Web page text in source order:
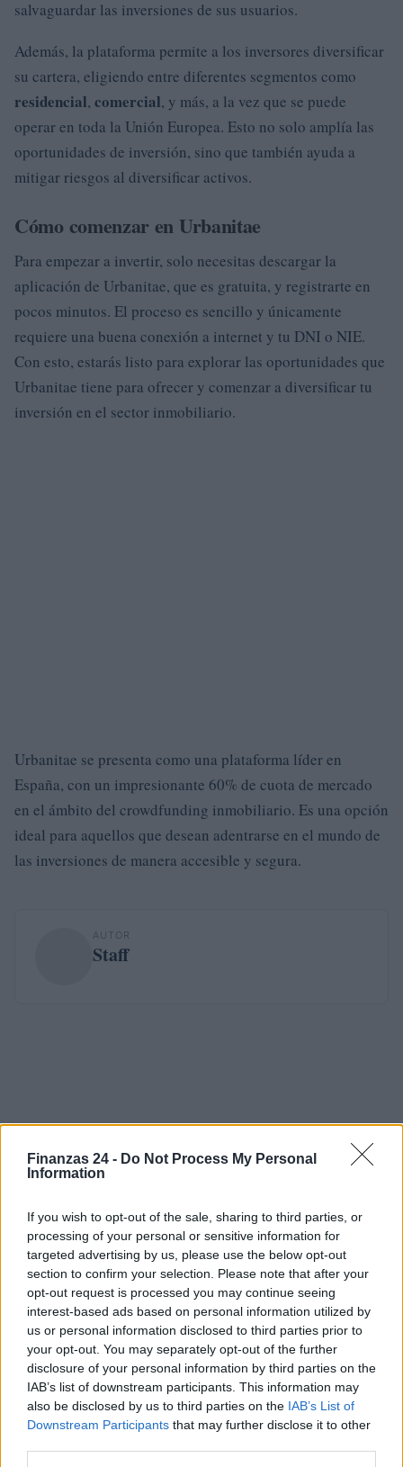
Finanzas 24 - Do Not Process My Personal
Information
If you wish to opt-out of the sale, sharing to third parties, or
processing of your personal or sensitive information for
targeted advertising by us, please use the below opt-out
section to confirm your selection. Please note that after your
opt-out request is processed you may continue seeing
interest-based ads based on personal information utilized by
us or personal information disclosed to third parties prior to
your opt-out. You may separately opt-out of the further
disclosure of your personal information by third parties on the
IAB’s list of downstream participants. This information may
also be disclosed by us to third parties on the IAB’s List of
Downstream Participants that may further disclose it to other
salvaguardar las inversiones de sus usuarios.
Además, la plataforma permite a los inversores diversificar
su cartera, eligiendo entre diferentes segmentos como
residencial, comercial, y más, a la vez que se puede
operar en toda la Unión Europea. Esto no solo amplía las
oportunidades de inversión, sino que también ayuda a
mitigar riesgos al diversificar activos.
Cómo comenzar en Urbanitae
Para empezar a invertir, solo necesitas descargar la
aplicación de Urbanitae, que es gratuita, y registrarte en
pocos minutos. El proceso es sencillo y únicamente
requiere una buena conexión a internet y tu DNI o NIE.
Con esto, estarás listo para explorar las oportunidades que
Urbanitae tiene para ofrecer y comenzar a diversificar tu
inversión en el sector inmobiliario.
Urbanitae se presenta como una plataforma líder en
España, con un impresionante 60% de cuota de mercado
en el ámbito del crowdfunding inmobiliario. Es una opción
ideal para aquellos que desean adentrarse en el mundo de
las inversiones de manera accesible y segura.
AUTOR
Staff
Sigue leyendo